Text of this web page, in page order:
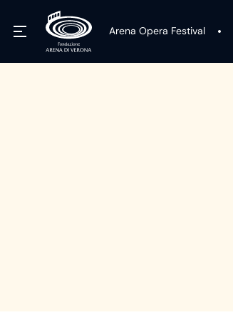
Arena Opera Festival